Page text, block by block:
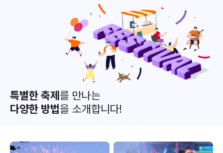
특별한 축제를 만나는
다양한 방법을 소개합니다!